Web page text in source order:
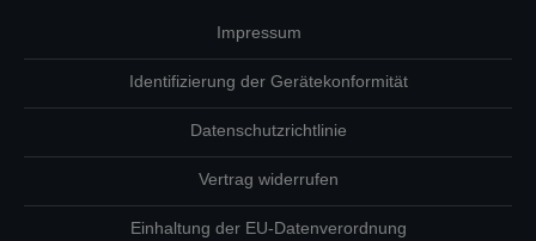
Impressum
Identifizierung der Gerätekonformität
Datenschutzrichtlinie
Vertrag widerrufen
Einhaltung der EU-Datenverordnung